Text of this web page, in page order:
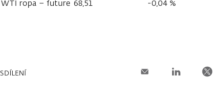
WTI ropa – future 68,51 -0,04 %
SDÍLENÍ